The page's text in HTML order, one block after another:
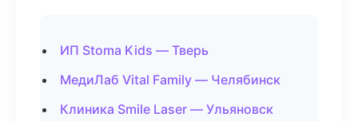
ИП Stoma Kids — Тверь
МедиЛаб Vital Family — Челябинск
Клиника Smile Laser — Ульяновск